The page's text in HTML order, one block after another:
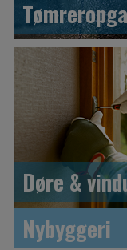
Døre &
Nybyggeri